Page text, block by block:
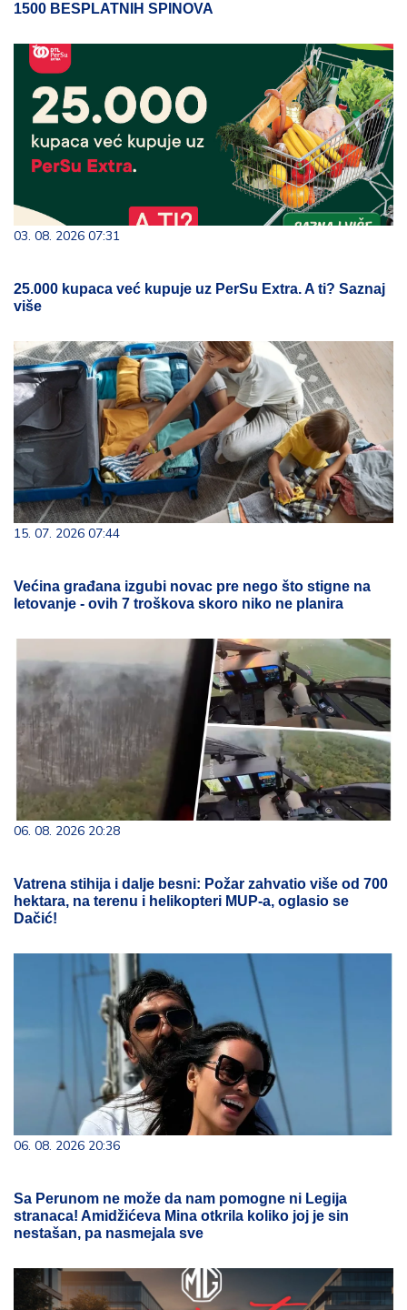
1500 BESPLATNIH SPINOVA
03. 08. 2026 07:31
25.000 kupaca već kupuje uz PerSu Extra. A ti? Saznaj
više
15. 07. 2026 07:44
Većina građana izgubi novac pre nego što stigne na
letovanje - ovih 7 troškova skoro niko ne planira
06. 08. 2026 20:28
Vatrena stihija i dalje besni: Požar zahvatio više od 700
hektara, na terenu i helikopteri MUP-a, oglasio se
Dačić!
06. 08. 2026 20:36
Sa Perunom ne može da nam pomogne ni Legija
stranaca! Amidžićeva Mina otkrila koliko joj je sin
nestašan, pa nasmejala sve